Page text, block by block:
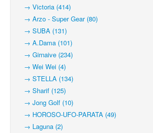
→ Victoria (414)
→ Arzo - Super Gear (80)
→ SUBA (131)
→ A.Dama (101)
→ Girnaive (234)
→ Wei Wei (4)
→ STELLA (134)
→ Sharif (125)
→ Jong Golf (10)
→ HOROSO-UFO-PARATA (49)
→ Laguna (2)